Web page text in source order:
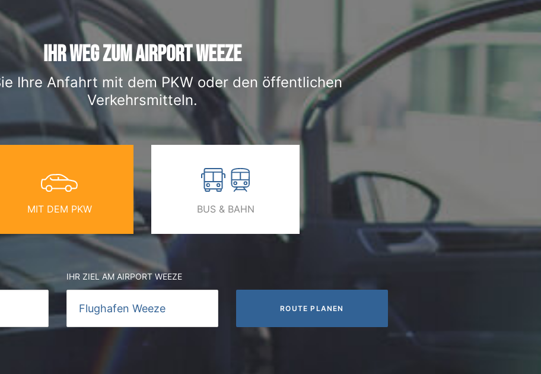
IHR WEG ZUM AIRPORT WEEZE
Ihre Anfahrt mit dem PKW oder den öffentlichen
Verkehrsmitteln.
MIT DEM PKW BUS & BAHN
IHR ZIEL AM AIRPORT WEEZE